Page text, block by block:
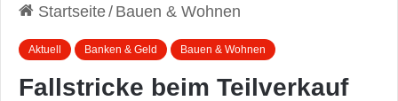
Startseite/ Bauen & Wohnen
Aktuell Banken & Geld Bauen & Wohnen
Fallstricke beim Teilverkauf